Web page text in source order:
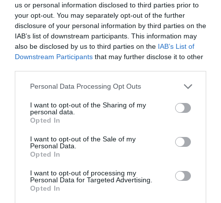
us or personal information disclosed to third parties prior to
your opt-out. You may separately opt-out of the further
disclosure of your personal information by third parties on the
IAB’s list of downstream participants. This information may
also be disclosed by us to third parties on the IAB’s List of
Downstream Participants that may further disclose it to other
Please note that this website/app uses one or more Google
not limited to your visit or usage behaviour. You may click to
grant or deny consent to Google and its third-party tags to
use your data for below specified purposes in below Google
consent section.
Personal Data Processing Opt Outs
I want to opt-out of the Sharing of my
personal data.
Opted In
I want to opt-out of the Sale of my
Personal Data.
Opted In
I want to opt-out of processing my
Personal Data for Targeted Advertising.
Opted In
ΔΙΕΘΝΗ
Εξαρθρώθηκε μεγάλο κύκλωμα
διακινητών στην Ισπανία –
Μετέφεραν ναρκωτικά προς την